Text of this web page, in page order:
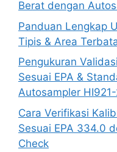
Berat dengan
Panduan Lengkap
Tipis & Area
Pengukuran
Sesuai EPA &
Autosampler
Cara Verifikasi
Sesuai EPA 334.0
Check